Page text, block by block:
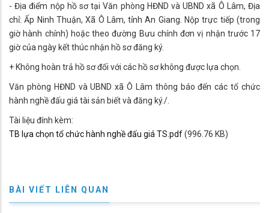
- Địa điểm nộp hồ sơ tại Văn phòng HĐND và UBND xã Ô Lâm, Địa
chỉ: Ấp Ninh Thuận, Xã Ô Lâm, tỉnh An Giang. Nộp trực tiếp (trong
giờ hành chính) hoặc theo đường Bưu chính đơn vị nhận trước 17
giờ của ngày kết thúc nhận hồ sơ đăng ký.
+ Không hoàn trả hồ sơ đối với các hồ sơ không được lựa chọn.
Văn phòng HĐND và UBND xã Ô Lâm thông báo đến các tổ chức
hành nghề đấu giá tài sản biết và đăng ký./.
Tài liệu đính kèm:
TB lựa chọn tổ chức hành nghề đấu giá TS.pdf(996.76 KB)
BÀI VIẾT LIÊN QUAN